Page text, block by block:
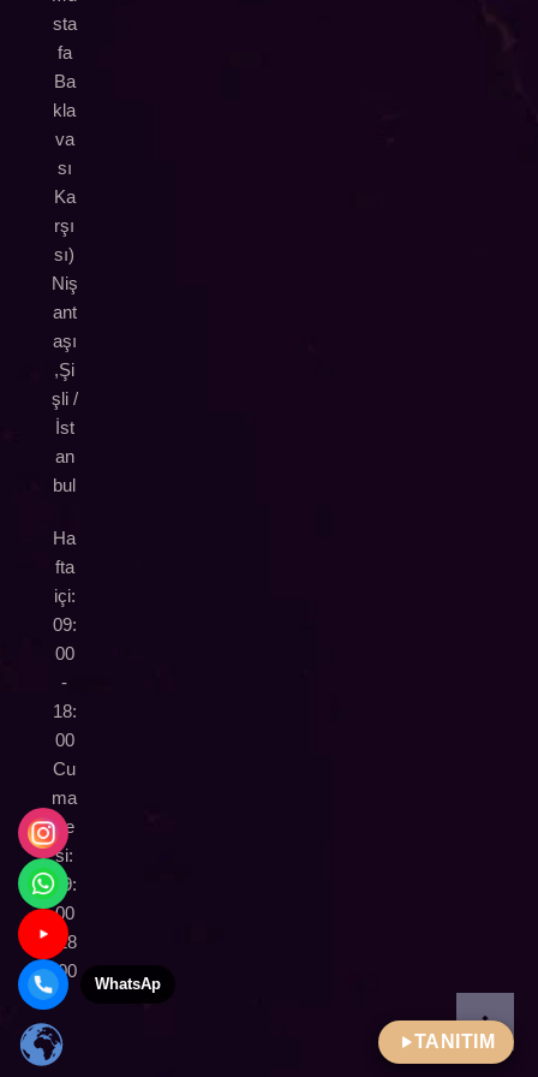
sta
fa
Ba
kla
va
sı
Ka
rşı
sı)
Niş
ant
aşı
,Şi
şli /
İst
an
bul
Ha
fta
içi:
09:
00
-
18:
00
Cu
ma
rte
si:
09:
00
-18
:00
WhatsApp
TANITIM